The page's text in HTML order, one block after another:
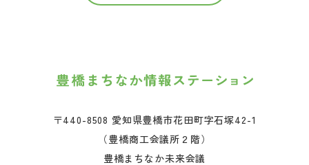
〒440-8508 愛知県豊橋市花田町字石塚42-1
（豊橋商工会議所２階）
豊橋まちなか未来会議